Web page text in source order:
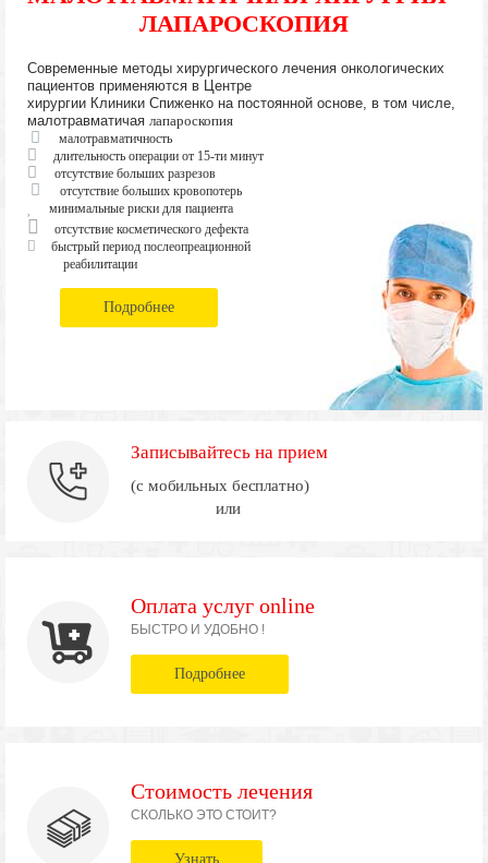
ЛАПАРОСКОПИЯ
Современные методы хирургического лечения онкологических
пациентов применяются в Центре
хирургии Клиники Спиженко на постоянной основе, в том числе,
малотравматичая лапароскопия
малотравматичность
длительность операции от 15-ти минут
отсутствие больших разрезов
отсутствие больших кровопотерь
минимальные риски для пациента
отсутствие косметического дефекта
быстрый период послеопреационной
реабилитации
Подробнее
Записывайтесь на прием
(с мобильных бесплатно)
или
Оплата услуг online
БЫСТРО И УДОБНО !
Подробнее
Стоимость лечения
СКОЛЬКО ЭТО СТОИТ?
Узнать